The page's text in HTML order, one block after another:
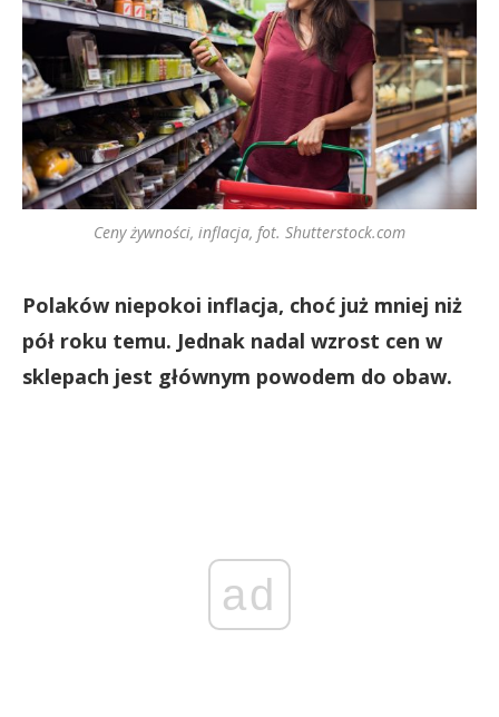
Ceny żywności, inflacja, fot. Shutterstock.com
Polaków niepokoi inflacja, choć już mniej niż
pół roku temu. Jednak nadal wzrost cen w
sklepach jest głównym powodem do obaw.
ad